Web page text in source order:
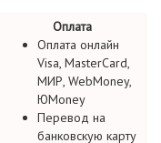
Оплата
Оплата онлайн
Visa, MasterCard,
МИР, WebMoney,
ЮMoney
Перевод на
банковскую карту